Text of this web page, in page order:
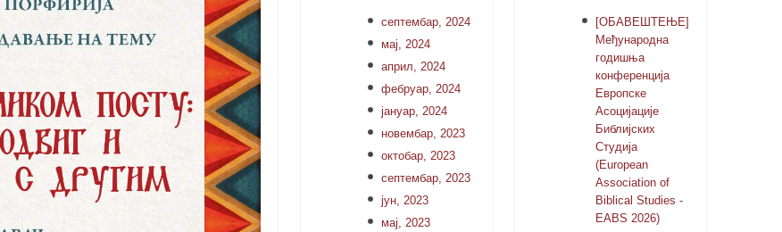
септембар, 2024
мај, 2024
април, 2024
фебруар, 2024
јануар, 2024
новембар, 2023
октобар, 2023
септембар, 2023
јун, 2023
мај, 2023
[ОБАВЕШТЕЊЕ]
Међународна
годишња
конференција
Европске
Асоцијације
Библијских
Студија
(European
Association of
Biblical Studies -
EABS 2026)